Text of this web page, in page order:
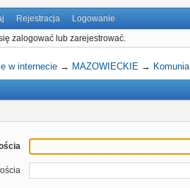
Rejestracja Logowanie
zalogować lub zarejestrować.
w internecie → MAZOWIECKIE → Komunia